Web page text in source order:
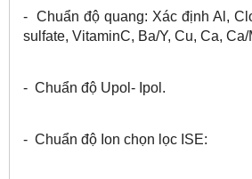
- Chuẩn độ quang: Xác định Al,
sulfate, VitaminC, Ba/Y, Cu, Ca,
- Chuẩn độ Upol- Ipol.
- Chuẩn độ Ion chọn lọc ISE: